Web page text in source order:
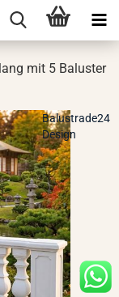
mit 5 Ba­lus­ter
Balustrade24
Design